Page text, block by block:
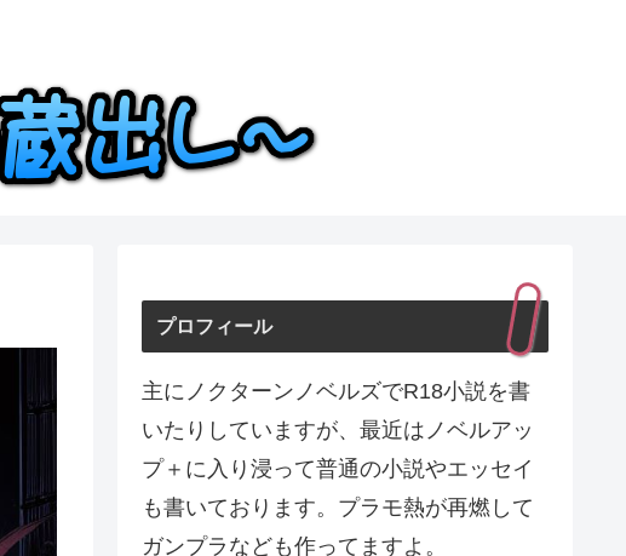
プロフィール
主にノクターンノベルズでR18小説を書
いたりしていますが、最近はノベルアッ
プ＋に入り浸って普通の小説やエッセイ
も書いております。プラモ熱が再燃して
ガンプラなども作ってますよ。